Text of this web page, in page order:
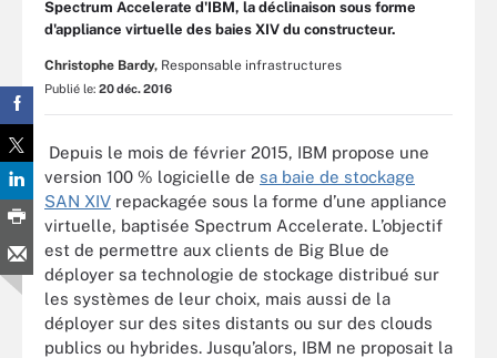
Spectrum Accelerate d'IBM, la déclinaison sous forme
d'appliance virtuelle des baies XIV du constructeur.
Christophe Bardy, Responsable infrastructures
Publié le: 20 déc. 2016
Depuis le mois de février 2015, IBM propose une
version 100 % logicielle de sa baie de stockage
SAN XIV repackagée sous la forme d’une appliance
virtuelle, baptisée Spectrum Accelerate. L’objectif
est de permettre aux clients de Big Blue de
déployer sa technologie de stockage distribué sur
les systèmes de leur choix, mais aussi de la
déployer sur des sites distants ou sur des clouds
publics ou hybrides. Jusqu’alors, IBM ne proposait la